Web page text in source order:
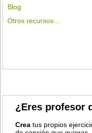
Blog
Otros recursos...
¿Eres profesor
Crea tus propios